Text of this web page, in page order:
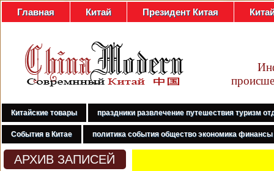
Главная Китай Президент Китая
Китайские товары праздники развлечение путешествия туризм
События в Китае политика события общество экономика финансы
АРХИВ ЗАПИСЕЙ